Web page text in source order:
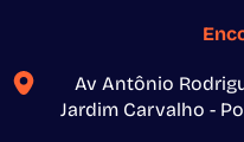
Av Antônio
Jardim Carvalho -